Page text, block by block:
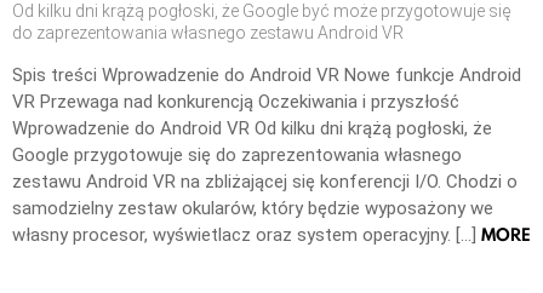
Od kilku dni krążą pogłoski, że Google być może przygotowuje się
do zaprezentowania własnego zestawu Android VR
Spis treści Wprowadzenie do Android VR Nowe funkcje Android
VR Przewaga nad konkurencją Oczekiwania i przyszłość
Wprowadzenie do Android VR Od kilku dni krążą pogłoski, że
Google przygotowuje się do zaprezentowania własnego
zestawu Android VR na zbliżającej się konferencji I/O. Chodzi o
samodzielny zestaw okularów, który będzie wyposażony we
własny procesor, wyświetlacz oraz system operacyjny. […] MORE